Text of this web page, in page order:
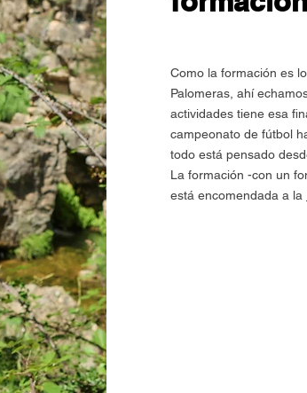
Como la formación es
Palomeras, ahí
actividades tiene esa
campeonato de fútbol
todo está pensado
La formación -con un
está encomendada a la